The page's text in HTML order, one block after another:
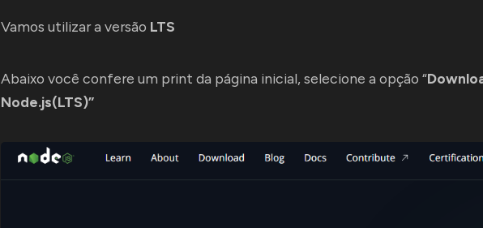
Vamos utilizar a versão LTS
Abaixo você confere um print da página inicial, selecione a opção “
Node.js(LTS)”